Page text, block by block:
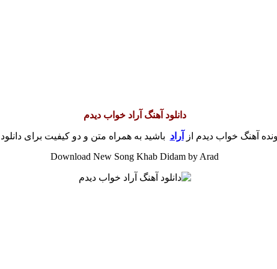
دانلود آهنگ آراد خواب دیدم
آهنگ خواب دیدم از آراد باشید به همراه متن و دو کیفیت برای
Download New Song Khab Didam by Arad